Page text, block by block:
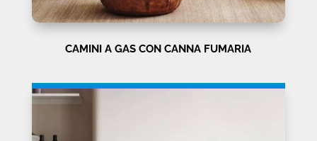
CAMINI A GAS CON CANNA FUMARIA